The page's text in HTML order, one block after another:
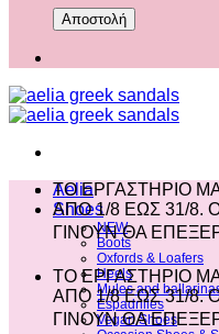
Aelia
Shoes
NEW
Boots
Oxfords & Loafers
Heels
Mules and
Espadrilles
Vegan Shoes
ΤΟ ΕΡΓΑΣΤΗΡΙΟ
ΑΠΟ 1/8 ΕΩΣ 31/8.
ΓΙΝΟΥΝ ΘΑ
ΤΟ ΕΡΓΑΣΤΗΡΙΟ
ΑΠΟ 1/8 ΕΩΣ 31/8.
ΓΙΝΟΥΝ ΘΑ